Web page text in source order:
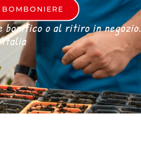
bonifico o al ritiro in negozio.
italia